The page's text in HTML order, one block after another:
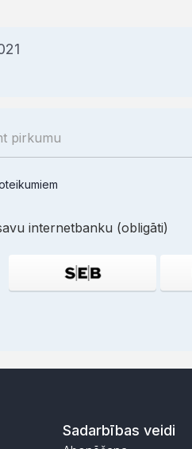
internetbanku (obligāti)
Sadarbības veidi